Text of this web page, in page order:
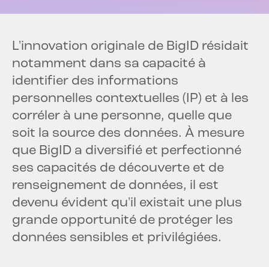
L'innovation originale de BigID résidait
notamment dans sa capacité à
identifier des informations
personnelles contextuelles (IP) et à les
corréler à une personne, quelle que
soit la source des données. À mesure
que BigID a diversifié et perfectionné
ses capacités de découverte et de
renseignement de données, il est
devenu évident qu'il existait une plus
grande opportunité de protéger les
données sensibles et privilégiées.